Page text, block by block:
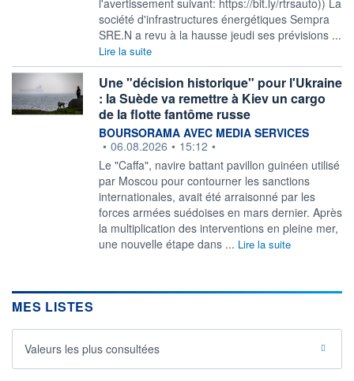
société d'infrastructures énergétiques Sempra
SRE.N a revu à la hausse jeudi ses prévisions ...
Lire la suite
Une "décision historique" pour l'Ukraine
: la Suède va remettre à Kiev un cargo
de la flotte fantôme russe
information fournie par
BOURSORAMA AVEC MEDIA SERVICES
• 06.08.2026 • 15:12 •
Le "Caffa", navire battant pavillon guinéen utilisé
par Moscou pour contourner les sanctions
internationales, avait été arraisonné par les
forces armées suédoises en mars dernier. Après
la multiplication des interventions en pleine mer,
une nouvelle étape dans ... Lire la suite
MES LISTES
Valeurs les plus consultées